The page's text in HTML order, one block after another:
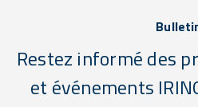
Restez informé des
et événements